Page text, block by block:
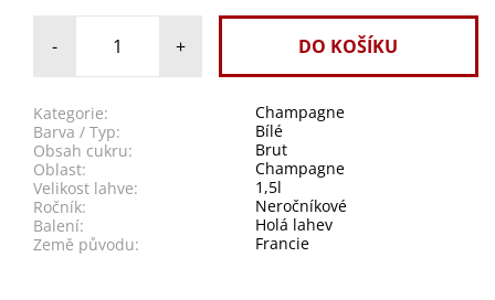
- +
Kategorie:
Champagne
Barva / Typ:
Bílé
Obsah cukru:
Brut
Oblast:
Champagne
Velikost lahve:
1,5l
Ročník:
Neročníkové
Balení:
Holá lahev
Země původu:
Francie